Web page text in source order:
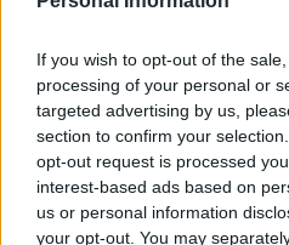
If you wish to opt-out of the
processing of your personal or
targeted advertising by us,
section to confirm your
opt-out request is processed
interest-based ads based on
us or personal information
your opt-out. You may
O casaco desportivo
:
clássica alta com fecho
com fecho e punhos e
marinho escuro
perfeição o mesmo bloco